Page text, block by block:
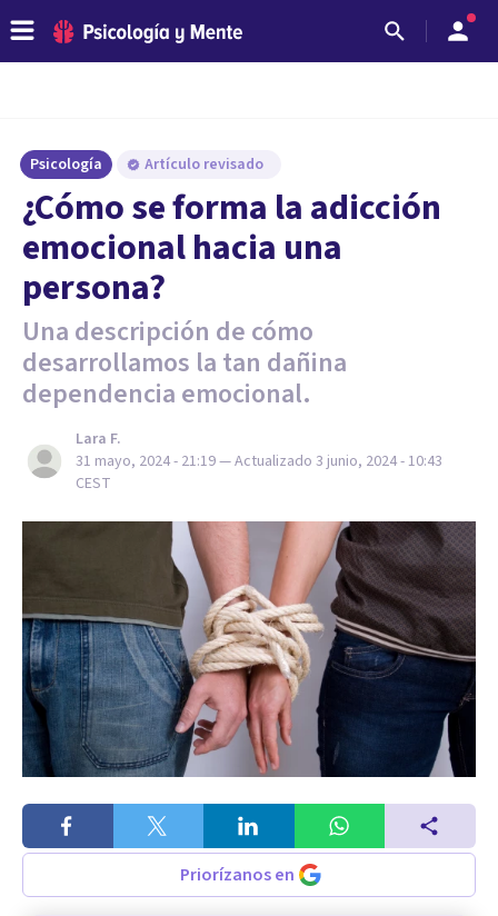
Psicología Artículo revisado
¿Cómo se forma la adicción
emocional hacia una
persona?
Una descripción de cómo
desarrollamos la tan dañina
dependencia emocional.
Lara F.
31 mayo, 2024 - 21:19— Actualizado 3 junio, 2024 - 10:43
CEST
Priorízanos en